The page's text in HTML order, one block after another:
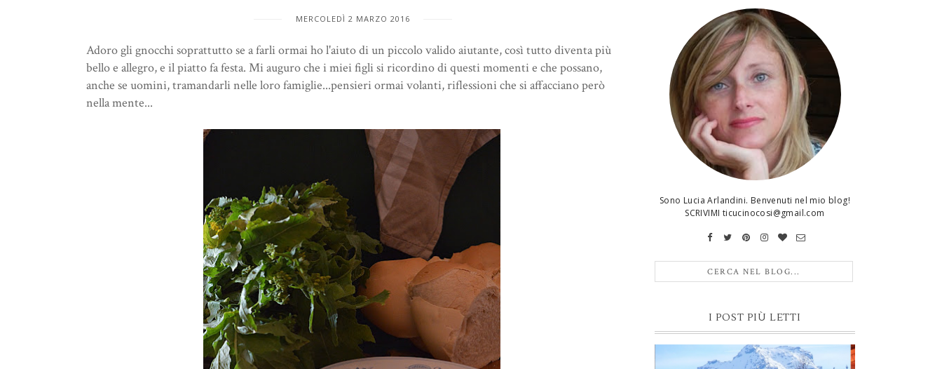
MERCOLEDÌ 2 MARZO 2016
Adoro gli gnocchi soprattutto se a farli ormai ho l'aiuto di un piccolo valido aiutante, così tutto diventa più
bello e allegro, e il piatto fa festa. Mi auguro che i miei figli si ricordino di questi momenti e che possano,
anche se uomini, tramandarli nelle loro famiglie...pensieri ormai volanti, riflessioni che si affacciano però
nella mente...
Sono Lucia Arlandini. Benvenuti nel mio blog!
SCRIVIMI ticucinocosi@gmail.com
I POST PIÙ LETTI